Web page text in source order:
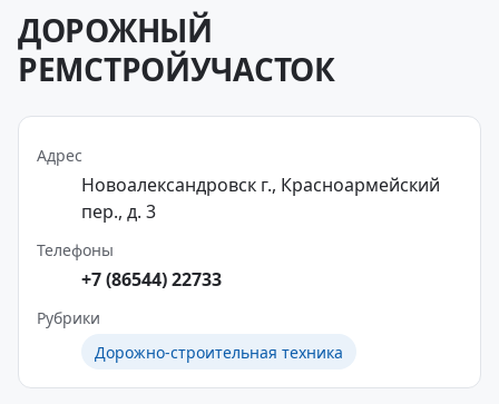
ДОРОЖНЫЙ
РЕМСТРОЙУЧАСТОК
Адрес
Новоалександровск г., Красноармейский
пер., д. 3
Телефоны
+7 (86544) 22733
Рубрики
Дорожно-строительная техника